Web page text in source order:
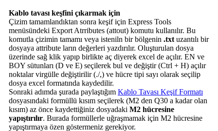
Kablo tavası keşfini çıkarmak için
Çizim tamamlandıktan sonra keşif için Express Tools
menüsündeki Export Atrributes (attout) komutu kullanılır. Bu
komutla çizimin tamamı veya isteniln bir bölgenin .txt uzantılı bir
dosyaya attribute ların değerleri yazdırılır. Oluşturulan dosya
üzerinde sağ klik yapıp birlikte aç diyerek excel de açılır. EN ve
BOY sütunları (D ve E) seçilerek bul ve değiştir (Ctrl + H) açılır
noktalar virgülle değiştirilir (./,) ve hücre tipi sayı olarak seçilip
dosya excel formatında kaydedilir.
Sonraki adımda şurada paylaştığım Kablo Tavası Keşif Formatı
dosyasındaki formüllü kısım seçilerek (M2 den Q30 a kadar olan
kısım) az önce kaydettiğiniz dosyadaki M2 hücresine
yapıştırılır. Burada formüllerle uğraşmamak için M2 hücresine
yapıştırmaya özen göstermeniz gerekiyor.